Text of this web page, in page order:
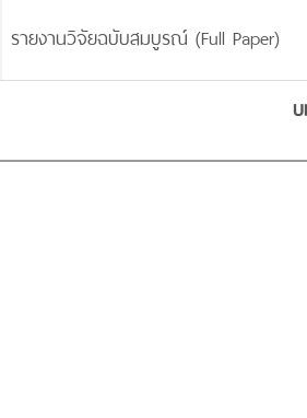
รายงานวิจัยฉบับสมบูรณ์ (Full Paper)